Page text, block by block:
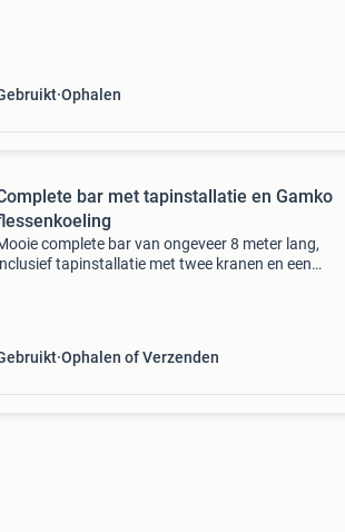
Ophalen
bar met tapinstallatie en Gamko
complete bar van ongeveer 8 meter lang,
tapinstallatie met twee kranen en een
Ophalen of Verzenden